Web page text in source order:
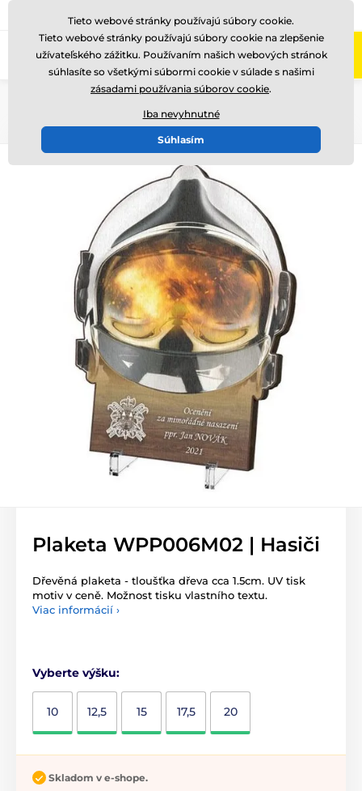
Zavolajte nám (Po-Pi 8-17) +421220255160
Plaketa WPP006M02 | Hasiči
Dřevěná plaketa - tloušťka dřeva cca 1.5cm. UV tisk
motiv v ceně. Možnost tisku vlastního textu.
Viac informácií ›
Vyberte výšku:
10 12,5 15 17,5 20
Skladom v e-shope.
Tieto webové stránky používajú súbory cookie.
Tieto webové stránky používajú súbory cookie na zlepšenie
užívateľského zážitku. Používaním našich webových stránok
súhlasíte so všetkými súbormi cookie v súlade s našimi
zásadami používania súborov cookie.
Iba nevyhnutné
Súhlasím